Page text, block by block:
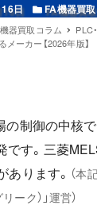
日 カテゴリー
FA機器買
器買取コラム
PLC
ーカー【2026年版】
の制御の中核
す。三菱
ります。 （本
ーク）」運営）